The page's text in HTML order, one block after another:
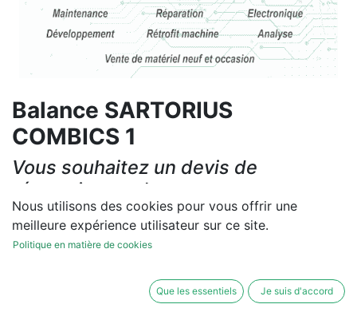
Balance SARTORIUS
COMBICS 1
Vous souhaitez un devis de
réparation ou de vente, un
diagnostic sur site?
Contactez-nous
Nous utilisons des cookies pour vous offrir une
meilleure expérience utilisateur sur ce site.
Politique en matière de cookies
Que les essentiels Je suis d'accord